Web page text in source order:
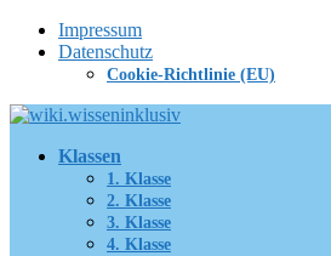
Zum
Inhalt
Impressum
Datenschutz
Cookie-Richtlinie (EU)
Klassen
1. Klasse
2. Klasse
3. Klasse
4. Klasse